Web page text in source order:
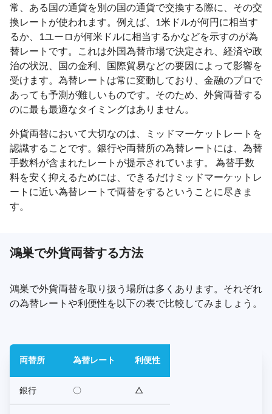
常、ある国の通貨を別の国の通貨で交換する際に、その交
換レートが使われます。例えば、1米ドルが何円に相当す
るか、1ユーロが何米ドルに相当するかなどを示すのが為
替レートです。これは外国為替市場で決定され、経済や政
治の状況、国の金利、国際貿易などの要因によって影響を
受けます。為替レートは常に変動しており、金融のプロで
あっても予測が難しいものです。そのため、外貨両替する
のに最も最適なタイミングはありません。
外貨両替において大切なのは、ミッドマーケットレートを
認識することです。銀行や両替所の為替レートには、為替
手数料が含まれたレートが提示されています。 為替手数
料を安く抑えるためには、できるだけミッドマーケットレ
ートに近い為替レートで両替をするということに尽きま
す。
鴻巣で外貨両替する方法
鴻巣で外貨両替を取り扱う場所は多くあります。それぞれ
の為替レートや利便性を以下の表で比較してみましょう。
両替所 為替レート 利便性
銀行 〇 △